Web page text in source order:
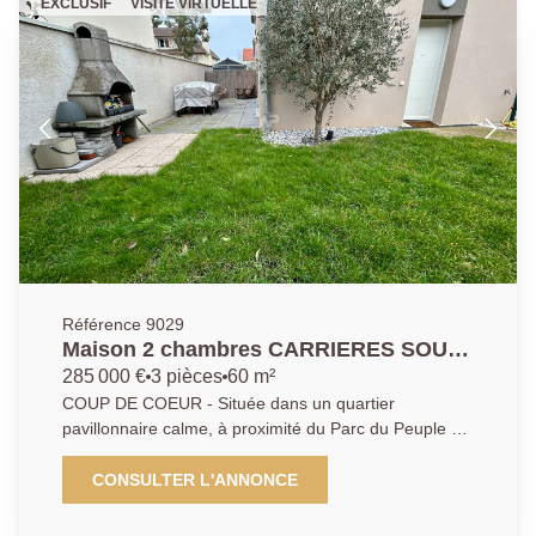
01.30.06.69.69 (collaborateur salarié Y.B)
EXCLUSIF VISITE VIRTUELLE
Référence 9029
Maison 2 chambres CARRIERES SOUS
POISSY
285 000 € 3 pièces 60 m²
COUP DE COEUR - Située dans un quartier
pavillonnaire calme, à proximité du Parc du Peuple de
l'Herbe, des écoles et d'un arrêt de bus pour la gare
RER/SNCF de Poissy. Une maison récente composée
au rez-de-chaussée d'une cuisine aménagée équipée
CONSULTER L'ANNONCE